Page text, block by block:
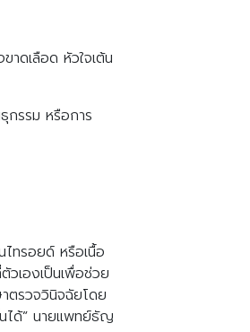
าดเลือด หัวใจเต้น
กรรม หรือการ
ทรอยด์ หรือเนื้อ
วเองเป็นเพื่อช่วย
ตรวจวินิจฉัยโดย
นได้” นายแพทย์ธัญ